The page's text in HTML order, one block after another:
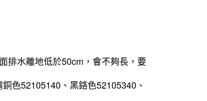
排水離地低於50cm，會不夠長，要
色52105140、黑鉻色52105340、